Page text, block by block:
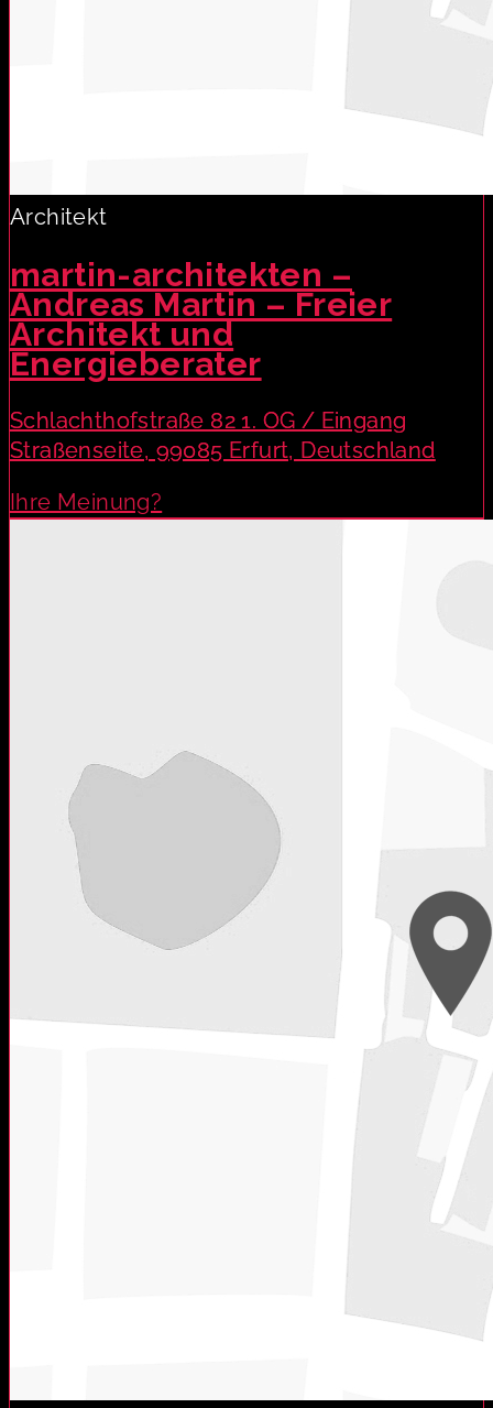
Architekt
martin-architekten –
Andreas Martin – Freier
Architekt und
Energieberater
Schlachthofstraße 82 1. OG / Eingang
Straßenseite, 99085 Erfurt, Deutschland
Ihre Meinung?